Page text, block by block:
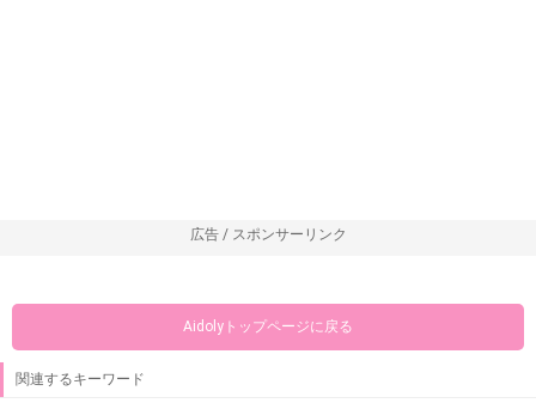
広告 / スポンサーリンク
Aidolyトップページに戻る
関連するキーワード